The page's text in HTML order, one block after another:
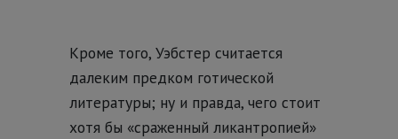
Кроме того, Уэбстер считается
далеким предком готической
литературы; ну и правда, чего стоит
хотя бы «сраженный ликантропией»